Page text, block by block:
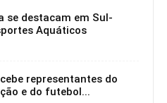
se destacam em Sul-
Aquáticos
representantes do
e do futebol...